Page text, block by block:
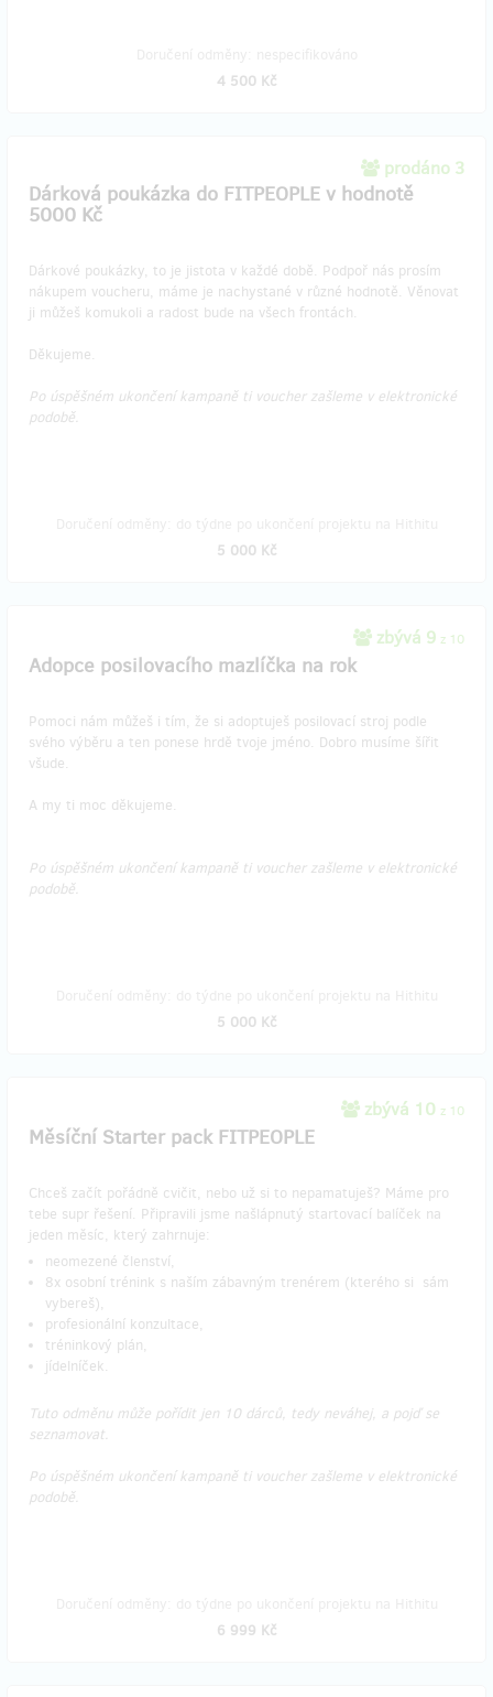
4 500 Kč
prodáno 3
Dárková poukázka do FITPEOPLE v hodnotě
5000 Kč
Dárkové poukázky, to je jistota v každé době. Podpoř nás prosím
nákupem voucheru, máme je nachystané v různé hodnotě. Věnovat
ji můžeš komukoli a radost bude na všech frontách.
Děkujeme.
Po úspěšném ukončení kampaně ti voucher zašleme v elektronické
podobě.
5 000 Kč
zbývá 9 z 10
Adopce posilovacího mazlíčka na rok
Pomoci nám můžeš i tím, že si adoptuješ posilovací stroj podle
svého výběru a ten ponese hrdě tvoje jméno. Dobro musíme šířit
všude.
A my ti moc děkujeme.
Po úspěšném ukončení kampaně ti voucher zašleme v elektronické
podobě.
5 000 Kč
zbývá 10 z 10
Měsíční Starter pack FITPEOPLE
Chceš začít pořádně cvičit, nebo už si to nepamatuješ? Máme pro
tebe supr řešení. Připravili jsme našlápnutý startovací balíček na
jeden měsíc, který zahrnuje:
neomezené členství,
8x osobní trénink s naším zábavným trenérem (kterého si sám
vybereš),
profesionální konzultace,
tréninkový plán,
jídelníček.
Tuto odměnu může pořídit jen 10 dárců, tedy neváhej, a pojď se
seznamovat.
Po úspěšném ukončení kampaně ti voucher zašleme v elektronické
podobě.
6 999 Kč